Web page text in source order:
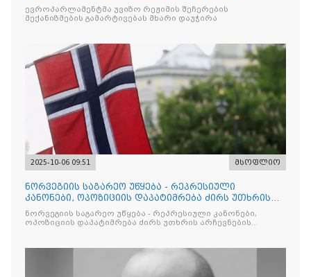
ევროპარლამენტმა უვიზო რეჟიმის შეჩერების
მექანიზმების გამარტივებას მხარი დაუჭირა
2025-10-06 09:51 მსოფლიო
ნორვეგიის საგარეო უწყება - რეპრესიული
კანონები, ოპოზიციის დაპატიმრება ძირს უთხრის
არჩევნების ნდობას
ნორვეგიის საგარეო უწყება - რეპრესიული კანონები,
ოპოზიციის დაპატიმრება ძირს უთხრის არჩევნების